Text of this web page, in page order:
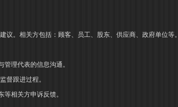
议。相关方包括：顾客、员工、股东、供应商、政府单位等。
理代表的信息沟通。
督跟进过程。
相关方申诉反馈。